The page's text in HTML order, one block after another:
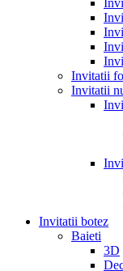
Invitatii
Invitatii
Invitatii botez
Baieti
3D